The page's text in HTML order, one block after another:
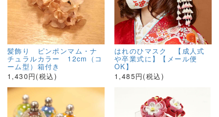
髪飾り ピンポンマム・ナ
チュラルカラー 12cm（コ
ーム型）箱付き
1,430円(税込)
はれのひマスク 【成人式
や卒業式に】【メール便
OK】
1,485円(税込)